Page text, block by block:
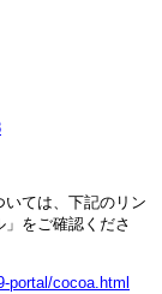
ては、下記のリン
をご確認くださ
portal/cocoa.html